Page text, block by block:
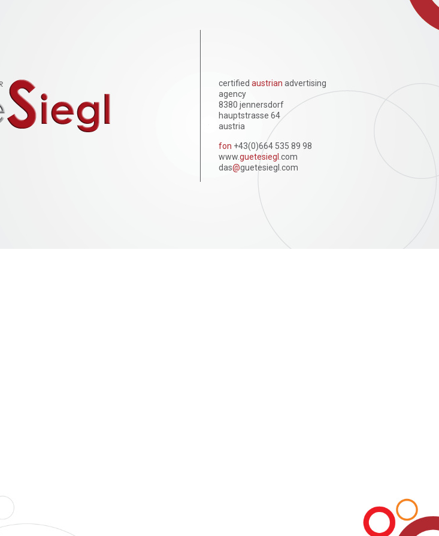
certified austrian advertising
agency
8380 jennersdorf
hauptstrasse 64
austria
fon +43(0)664 535 89 98
www.guetesiegl .com
das@guetesiegl.com